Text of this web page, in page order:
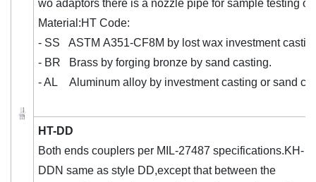
wo adaptors there is a nozzle pipe for sample testing
Material:HT Code:
- SS ASTM A351-CF8M by lost wax investment
- BR Brass by forging bronze by sand casting.
- AL Aluminum alloy by investment casting or sand
HT-DD
Both ends couplers per MIL-27487 specifications.KH-
DDN same as style DD,except that between the